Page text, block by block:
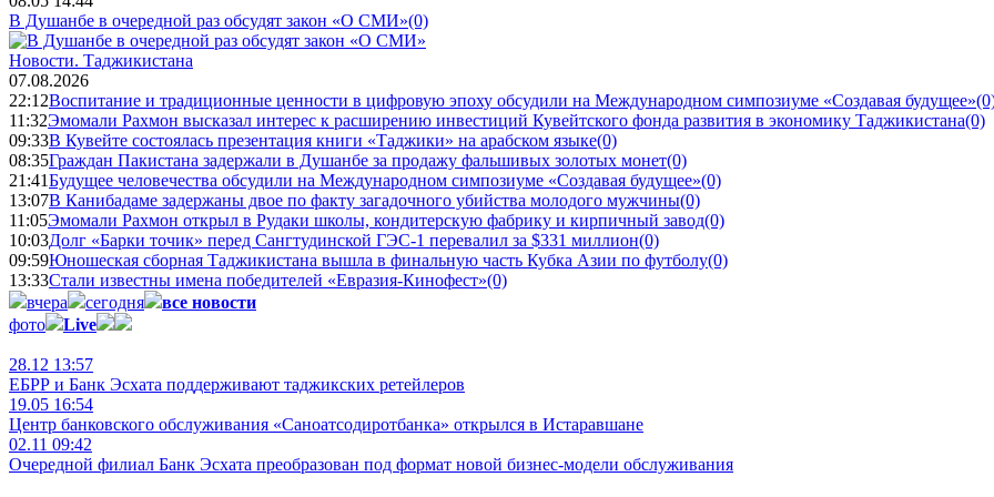
В Душанбе в очередной раз обсудят закон «О СМИ»(0)
Новости. Таджикистана
07.08.2026
22:12Воспитание и традиционные ценности в цифровую эпоху обсудили на Международном симпозиуме «Создавая будущее»
11:32Эмомали Рахмон высказал интерес к расширению инвестиций Кувейтского фонда развития в экономику Таджикистана(0)
09:33В Кувейте состоялась презентация книги «Таджики» на арабском языке(0)
08:35Граждан Пакистана задержали в Душанбе за продажу фальшивых золотых монет(0)
21:41Будущее человечества обсудили на Международном симпозиуме «Создавая будущее»(0)
13:07В Канибадаме задержаны двое по факту загадочного убийства молодого мужчины(0)
11:05Эмомали Рахмон открыл в Рудаки школы, кондитерскую фабрику и кирпичный завод(0)
10:03Долг «Барки точик» перед Сангтудинской ГЭС-1 перевалил за $331 миллион(0)
09:59Юношеская сборная Таджикистана вышла в финальную часть Кубка Азии по футболу(0)
13:33Стали известны имена победителей «Евразия-Кинофест»(0)
вчера
сегодня
все новости
фото
Live
28.12 13:57
ЕБРР и Банк Эсхата поддерживают таджикских ретейлеров
19.05 16:54
Центр банковского обслуживания «Саноатсодиротбанка» открылся в Истаравшане
02.11 09:42
Очередной филиал Банк Эсхата преобразован под формат новой бизнес-модели обслуживания